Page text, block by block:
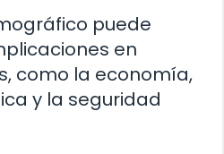
puede
en
como la economía,
y la seguridad